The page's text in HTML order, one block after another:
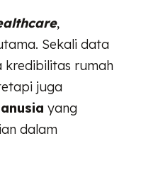
,
Sekali data
kredibilitas rumah
juga
yang
dalam